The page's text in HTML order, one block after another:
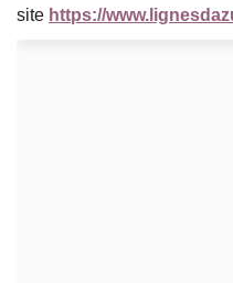
site https://